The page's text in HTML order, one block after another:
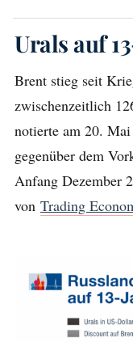
Urals auf
Brent stieg seit
zwischenzeitlich
notierte am 20.
gegenüber dem
Anfang Dezember
von Trading